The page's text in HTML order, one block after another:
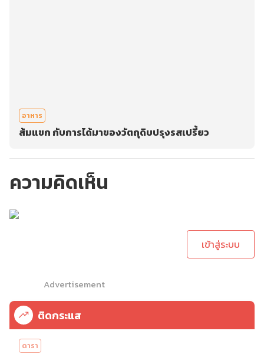
อาหาร
ส้มแขก กับการได้มาของวัตถุดิบปรุงรสเปรี้ยว
ความคิดเห็น
เข้าสู่ระบบ
Advertisement
ติดกระแส
ดารา